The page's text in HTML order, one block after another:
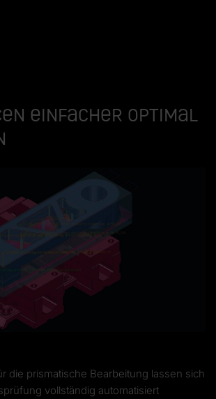
einfacher optimal
die prismatische Bearbeitung lassen sich
vollständig automatisiert